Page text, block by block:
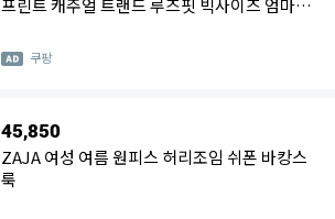
프린트 캐주얼 트랜드 루즈핏 빅사이즈 엄마옷
쿠팡
45,850
ZAJA 여성 여름 원피스 허리조임 쉬폰 바캉스
룩